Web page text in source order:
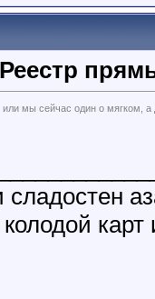
или мы сейчас один о мягком, а
сладостен